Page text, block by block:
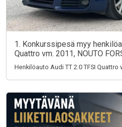
1. Konkurssipesä myy
Quattro vm. 2011, NOUTO
Henkilöauto Audi TT 2.0 TFSI Quattro